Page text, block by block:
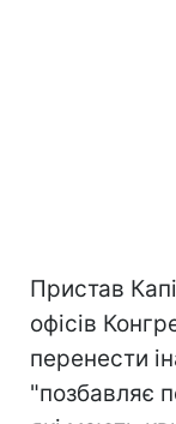
Пристав
офісів
перенести
"позбавляє